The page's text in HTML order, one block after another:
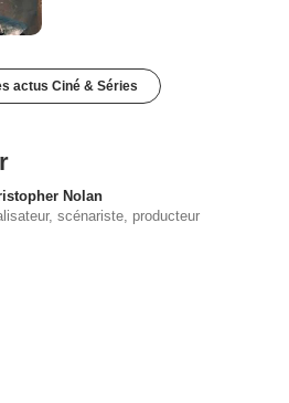
actus Ciné & Séries
Nolan
scénariste, producteur